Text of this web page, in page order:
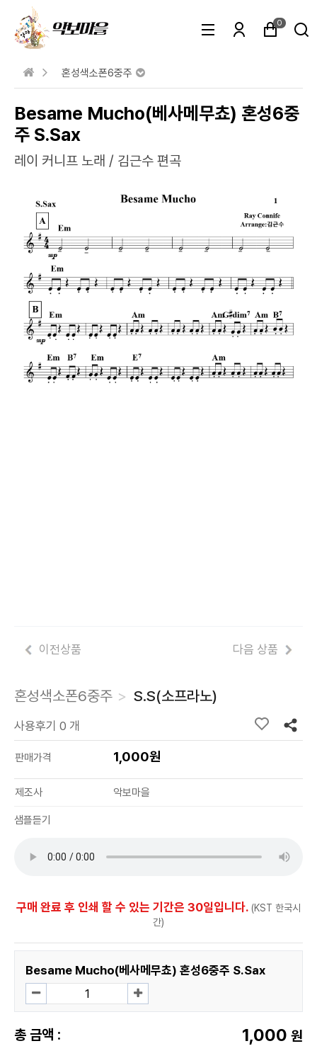
0
혼성색소폰6중주
Besame Mucho(베사메무쵸) 혼성6중
주 S.Sax
레이 커니프 노래 / 김근수 편곡
이전상품 다음 상품
혼성색소폰6중주 S.S(소프라노)
사용후기 0 개
판매가격 1,000원
제조사 악보마을
샘플듣기
구매 완료 후 인쇄 할 수 있는 기간은 30일입니다. (KST 한국시
간)
Besame Mucho(베사메무쵸) 혼성6중주 S.Sax
총 금액 : 1,000 원